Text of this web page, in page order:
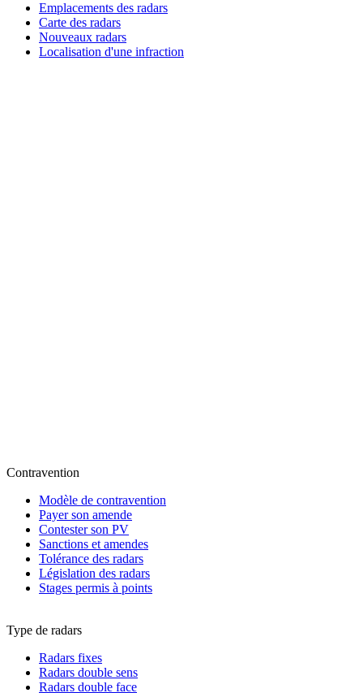
Emplacements des radars
Carte des radars
Nouveaux radars
Localisation d'une infraction
Contravention
Modèle de contravention
Payer son amende
Contester son PV
Sanctions et amendes
Tolérance des radars
Législation des radars
Stages permis à points
Type de radars
Radars fixes
Radars double sens
Radars double face